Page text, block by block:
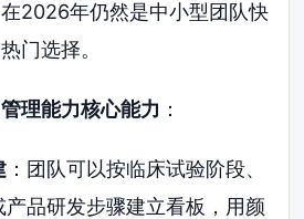
2026年仍然是中小型团队快
门选择。
理能力核心能力 ：
：团队可以按临床试验阶段、
品研发步骤建立看板，用颜